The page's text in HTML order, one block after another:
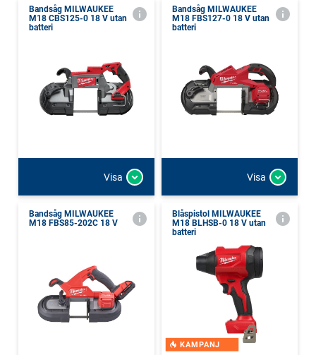
Bandsåg MILWAUKEE
M18 CBS125-0 18 V utan
batteri
Visa
Bandsåg MILWAUKEE
M18 FBS127-0 18 V utan
batteri
Visa
Bandsåg MILWAUKEE
M18 FBS85-202C 18 V
Blåspistol MILWAUKEE
M18 BLHSB-0 18 V utan
batteri
KAMPANJ